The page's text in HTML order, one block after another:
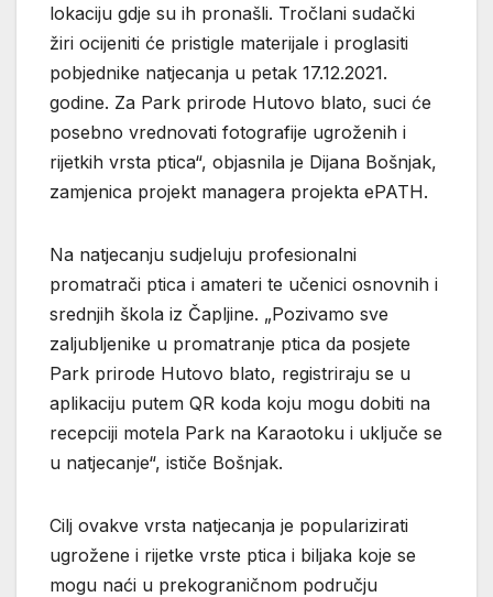
lokaciju gdje su ih pronašli. Tročlani sudački
žiri ocijeniti će pristigle materijale i proglasiti
pobjednike natjecanja u petak 17.12.2021.
godine. Za Park prirode Hutovo blato, suci će
posebno vrednovati fotografije ugroženih i
rijetkih vrsta ptica“, objasnila je Dijana Bošnjak,
zamjenica projekt managera projekta ePATH.
Na natjecanju sudjeluju profesionalni
promatrači ptica i amateri te učenici osnovnih i
srednjih škola iz Čapljine. „Pozivamo sve
zaljubljenike u promatranje ptica da posjete
Park prirode Hutovo blato, registriraju se u
aplikaciju putem QR koda koju mogu dobiti na
recepciji motela Park na Karaotoku i uključe se
u natjecanje“, ističe Bošnjak.
Cilj ovakve vrsta natjecanja je popularizirati
ugrožene i rijetke vrste ptica i biljaka koje se
mogu naći u prekograničnom području